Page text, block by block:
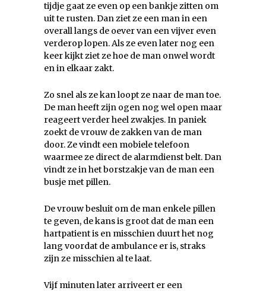
tijdje gaat ze even op een bankje zitten om
uit te rusten. Dan ziet ze een man in een
overall langs de oever van een vijver even
verderop lopen. Als ze even later nog een
keer kijkt ziet ze hoe de man onwel wordt
en in elkaar zakt.
Zo snel als ze kan loopt ze naar de man toe.
De man heeft zijn ogen nog wel open maar
reageert verder heel zwakjes. In paniek
zoekt de vrouw de zakken van de man
door. Ze vindt een mobiele telefoon
waarmee ze direct de alarmdienst belt. Dan
vindt ze in het borstzakje van de man een
busje met pillen.
De vrouw besluit om de man enkele pillen
te geven, de kans is groot dat de man een
hartpatient is en misschien duurt het nog
lang voordat de ambulance er is, straks
zijn ze misschien al te laat.
Vijf minuten later arriveert er een